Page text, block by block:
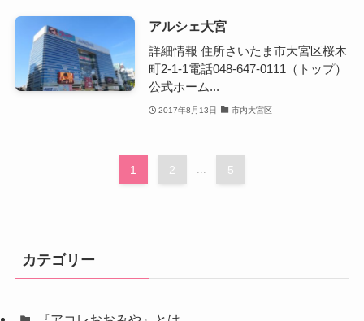
アルシェ大宮
詳細情報 住所さいたま市大宮区桜木
町2-1-1電話048-647-0111（トップ）
公式ホーム...
2017年8月13日 市内大宮区
1 2 5
カテゴリー